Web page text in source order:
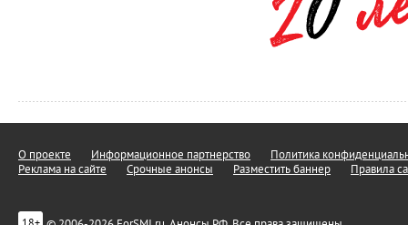
О проекте Информационное партнерство
Политика
Реклама на сайте
Срочные анонсы Разместить баннер Правила